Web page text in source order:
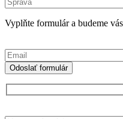
Vyplňte formulár a budeme